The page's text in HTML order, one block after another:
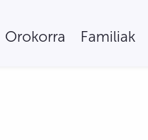
Orokorra Familiak